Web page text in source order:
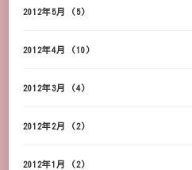
2012年5月 (5)
2012年4月 (10)
2012年3月 (4)
2012年2月 (2)
2012年1月 (2)